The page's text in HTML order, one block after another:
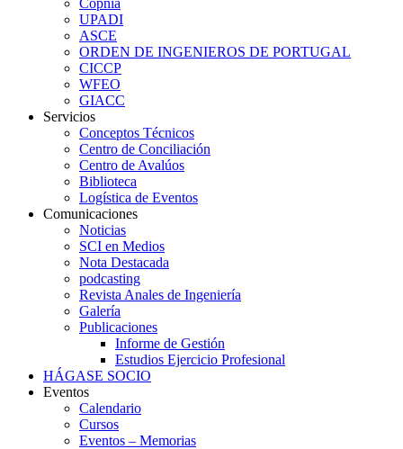
Copnia
UPADI
ASCE
ORDEN DE INGENIEROS DE PORTUGAL
CICCP
WFEO
GIACC
Servicios
Conceptos Técnicos
Centro de Conciliación
Centro de Avalúos
Biblioteca
Logística de Eventos
Comunicaciones
Noticias
SCI en Medios
Nota Destacada
podcasting
Revista Anales de Ingeniería
Galería
Publicaciones
Informe de Gestión
Estudios Ejercicio Profesional
HÁGASE SOCIO
Eventos
Calendario
Cursos
Eventos – Memorias